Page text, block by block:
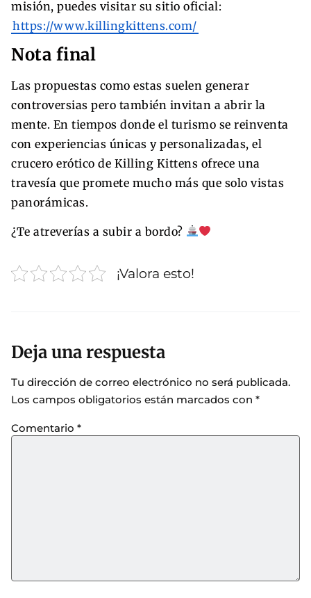
misión, puedes visitar su sitio oficial:
https://www.killingkittens.com/
Nota final
Las propuestas como estas suelen generar
controversias pero también invitan a abrir la
mente. En tiempos donde el turismo se reinventa
con experiencias únicas y personalizadas, el
crucero erótico de Killing Kittens ofrece una
travesía que promete mucho más que solo vistas
panorámicas.
¿Te atreverías a subir a bordo?
¡Valora esto!
Deja una respuesta
Tu dirección de correo electrónico no será publicada.
Los campos obligatorios están marcados con *
Comentario *